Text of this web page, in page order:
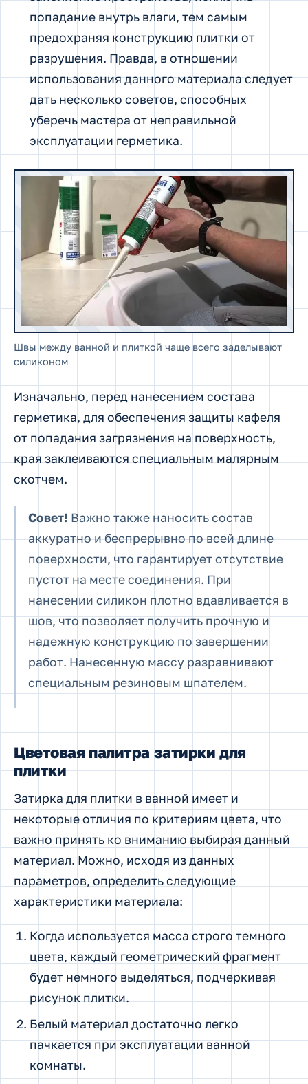
попадание внутрь влаги, тем самым
предохраняя конструкцию плитки от
разрушения. Правда, в отношении
использования данного материала следует
дать несколько советов, способных
уберечь мастера от неправильной
эксплуатации герметика.
Швы между ванной и плиткой чаще всего заделывают
силиконом
Изначально, перед нанесением состава
герметика, для обеспечения защиты кафеля
от попадания загрязнения на поверхность,
края заклеиваются специальным малярным
скотчем.
Совет! Важно также наносить состав
аккуратно и беспрерывно по всей длине
поверхности, что гарантирует отсутствие
пустот на месте соединения. При
нанесении силикон плотно вдавливается в
шов, что позволяет получить прочную и
надежную конструкцию по завершении
работ. Нанесенную массу разравнивают
специальным резиновым шпателем.
Цветовая палитра затирки для
плитки
Затирка для плитки в ванной имеет и
некоторые отличия по критериям цвета, что
важно принять ко вниманию выбирая данный
материал. Можно, исходя из данных
параметров, определить следующие
характеристики материала:
Когда используется масса строго темного
цвета, каждый геометрический фрагмент
будет немного выделяться, подчеркивая
рисунок плитки.
Белый материал достаточно легко
пачкается при эксплуатации ванной
комнаты.